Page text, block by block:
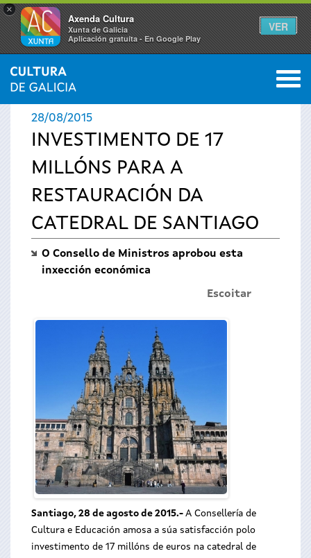
×
Axenda Cultura
Xunta de Galicia
Aplicación gratuíta - En Google Play
VER
Vostede
está
aquí
INICIO › ACTUALIDADE 0
28/08/2015
INVESTIMENTO DE 17
MILLÓNS PARA A
RESTAURACIÓN DA
CATEDRAL DE SANTIAGO
O Consello de Ministros aprobou esta
inxección económica
Escoitar
Santiago, 28 de agosto de 2015.- A Consellería de
Cultura e Educación amosa a súa satisfacción polo
investimento de 17 millóns de euros na catedral de